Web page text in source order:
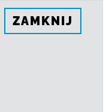
ZAMKNIJ